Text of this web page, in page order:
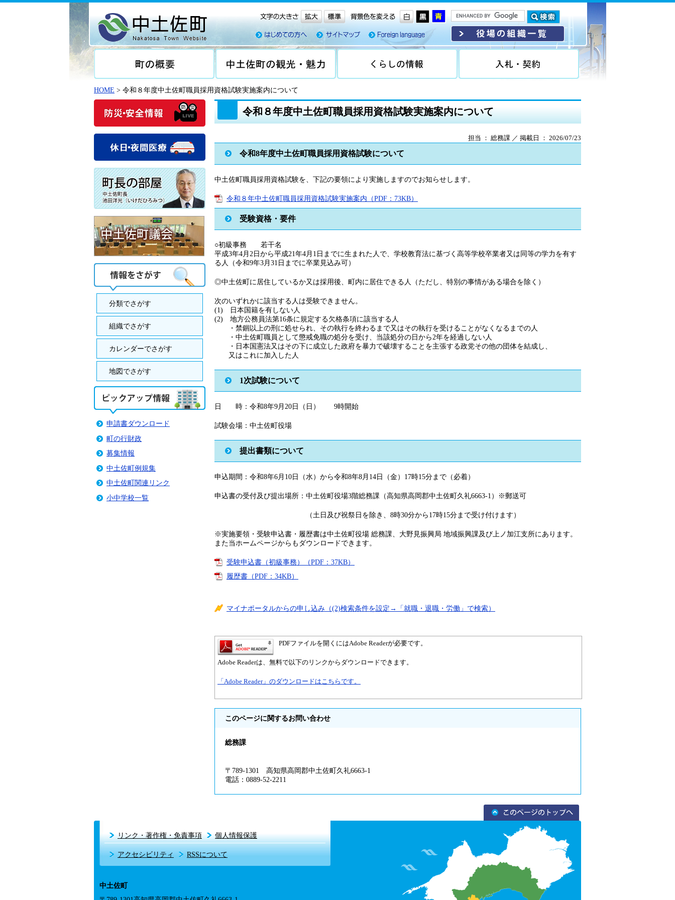
HOME > 令和８年度中土佐町職員採用資格試験実施案内について
分類でさがす
組織でさがす
カレンダーでさがす
地図でさがす
申請書ダウンロード
町の行財政
募集情報
中土佐町例規集
中土佐町関連リンク
小中学校一覧
令和８年度中土佐町職員採用資格試験実施案内について
担当 ： 総務課 ／ 掲載日 ： 2026/07/23
令和8年度中土佐町職員採用資格試験について
中土佐町職員採用資格試験を、下記の要領により実施しますのでお知らせします。
令和８年中土佐町職員採用資格試験実施案内（PDF：73KB）
受験資格・要件
○初級事務 若干名
平成3年4月2日から平成21年4月1日までに生まれた人で、学校教育法に基づく高等学校卒業者又は同等の学力を有す
る人（令和9年3月31日までに卒業見込み可）
◎中土佐町に居住しているか又は採用後、町内に居住できる人（ただし、特別の事情がある場合を除く）
次のいずれかに該当する人は受験できません。
(1) 日本国籍を有しない人
(2) 地方公務員法第16条に規定する欠格条項に該当する人
・禁錮以上の刑に処せられ、その執行を終わるまで又はその執行を受けることがなくなるまでの人
・中土佐町職員として懲戒免職の処分を受け、当該処分の日から2年を経過しない人
・日本国憲法又はその下に成立した政府を暴力で破壊することを主張する政党その他の団体を結成し、
又はこれに加入した人
1次試験について
日 時：令和8年9月20日（日） 9時開始
試験会場：中土佐町役場
提出書類について
申込期間：令和8年6月10日（水）から令和8年8月14日（金）17時15分まで（必着）
申込書の受付及び提出場所：中土佐町役場3階総務課（高知県高岡郡中土佐町久礼6663-1）※郵送可
（土日及び祝祭日を除き、8時30分から17時15分まで受け付けます）
※実施要領・受験申込書・履歴書は中土佐町役場 総務課、大野見振興局 地域振興課及び上ノ加江支所にあります。
また当ホームページからもダウンロードできます。
受験申込書（初級事務）（PDF：37KB）
履歴書（PDF：34KB）
マイナポータルからの申し込み（(2)検索条件を設定→「就職・退職・労働」で検索）
PDFファイルを開くにはAdobe Readerが必要です。
Adobe Readerは、無料で以下のリンクからダウンロードできます。
「Adobe Reader」のダウンロードはこちらです。
このページに関するお問い合わせ
総務課
〒789-1301 高知県高岡郡中土佐町久礼6663-1
電話：0889-52-2211
リンク・著作権・免責事項 個人情報保護
アクセシビリティ RSSについて
中土佐町